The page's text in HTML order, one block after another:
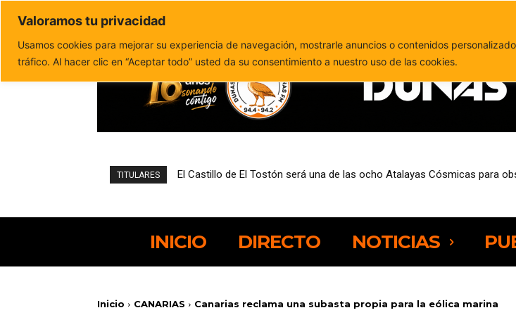
Valoramos tu privacidad
Usamos cookies para mejorar su experiencia de navegación, mostrarle anuncios o contenidos
tráfico. Al hacer clic en “Aceptar todo” usted da su consentimiento a nuestro uso de las cookies.
Política de privacidad
TITULARES El Castillo de El Tostón será una de las ocho Atalayas Cósmicas para
Canarias celebrará en octubre su primer Congreso de Costas para
INICIO DIRECTO NOTICIAS
Inicio CANARIAS Canarias reclama una subasta propia para la eólica marina